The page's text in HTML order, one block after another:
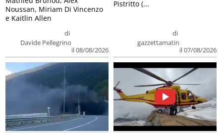
di
Davide Pellegrino
il 08/08/2026
Noussan, Miriam Di Vincenzo
e Kaitlin Allen
di
gazzettamatin
il 07/08/2026
Pistritto (...